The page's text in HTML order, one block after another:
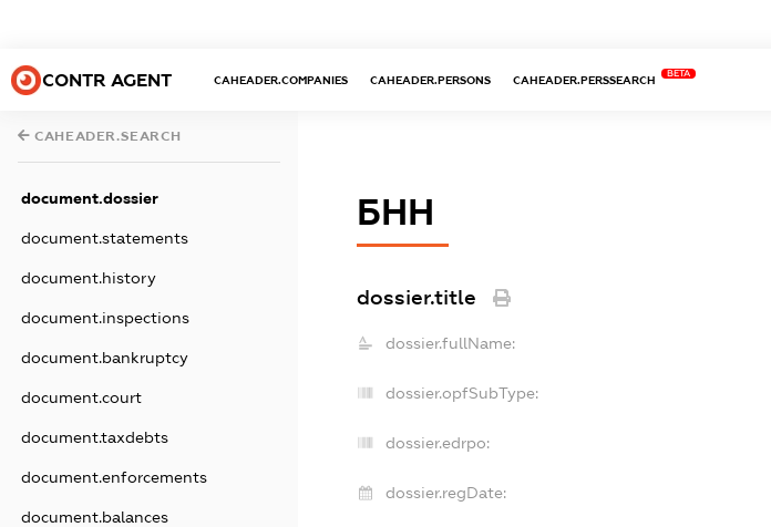
CONTR AGENT CAHEADER.COMPANIES CAHEADER.PERSONS CAHEADER.PERSSEARCH
BETA
CAHEADER.SEARCH
document.dossier
document.statements
document.history
document.inspections
document.bankruptcy
document.court
document.taxdebts
document.enforcements
document.balances
БНН
dossier.title
dossier.fullName:
dossier.opfSubType:
dossier.edrpo:
dossier.regDate: